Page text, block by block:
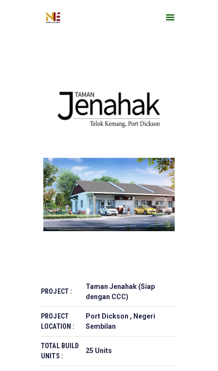
ABOUT US
ON-GOING PROJECTS
COMMERCIAL LEASING
PROJECT :
Taman Jenahak (Siap
dengan CCC)
PROJECT
LOCATION :
Port Dickson , Negeri
Sembilan
TOTAL BUILD
UNITS :
25 Units